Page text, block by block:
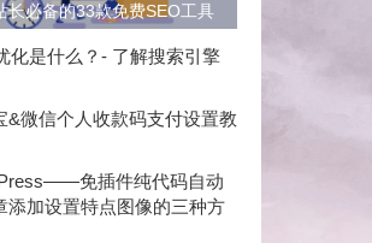
长必备的33款免费SEO工具
化是什么？- 了解搜索引擎
&微信个人收款码支付设置教
免插件纯代码自动
添加设置特点图像的三种方